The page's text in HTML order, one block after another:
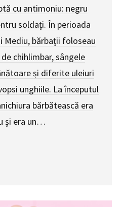
cu antimoniu: negru
soldați. În perioada
Mediu, bărbații foloseau
chihlimbar, sângele
și diferite uleiuri
unghiile. La începutul
bărbătească era
și era un…